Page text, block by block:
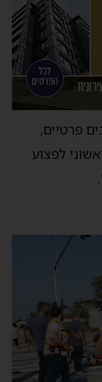
פרטיים,
לפצוע